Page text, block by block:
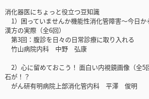
消化器医にちょっと役立つ豆知識
1）困っていませんか機能性消化管障害～今日か
漢方の実際（全6回）
第3回：腹診を日々の日常診療に取り入れる
竹山病院内科 中野 弘康
2）心に留めておこう！ 面白い内視鏡画像（全
石が！？
がん研有明病院上部消化管内科 平澤 俊明